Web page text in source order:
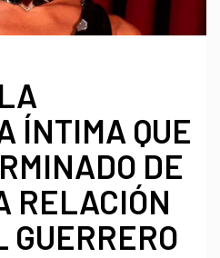
ÍNTIMA QUE
DE
RELACIÓN
GUERRERO